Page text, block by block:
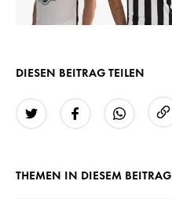
DIESEN BEITRAG TEILEN
THEMEN IN DIESEM BEITRAG